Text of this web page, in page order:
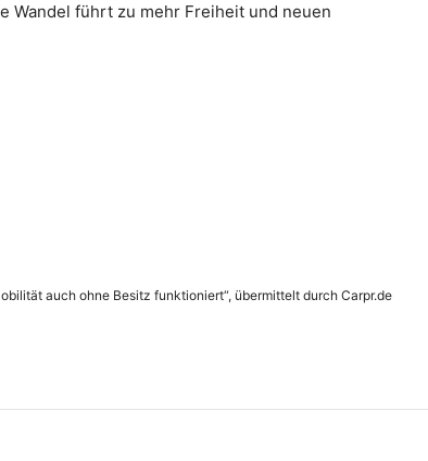
Wandel führt zu mehr Freiheit und neuen
auch ohne Besitz funktioniert“, übermittelt durch Carpr.de